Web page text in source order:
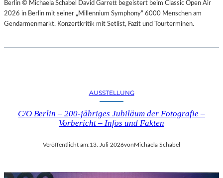
Berlin © Michaela Schabel David Garrett begeistert beim Classic Open Air
2026 in Berlin mit seiner „Millennium Symphony“ 6000 Menschen am
Gendarmenmarkt. Konzertkritik mit Setlist, Fazit und Tourterminen.
AUSSTELLUNG
C/O Berlin – 200-jähriges Jubiläum der Fotografie –
Vorbericht – Infos und Fakten
Veröffentlicht am:13. Juli 2026von Michaela Schabel